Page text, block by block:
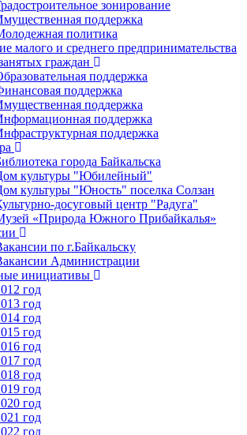
зонирование
поддержка
политика
малого и среднего предпринимательства
граждан
поддержка
поддержка
поддержка
поддержка
поддержка
города Байкальска
культуры "Юбилейный"
культуры "Юность" поселка Солзан
досуговый центр "Радуга"
«Природа Южного Прибайкалья»
по г.Байкальску
Администрации
инициативы
год
год
год
год
год
год
год
год
год
год
год